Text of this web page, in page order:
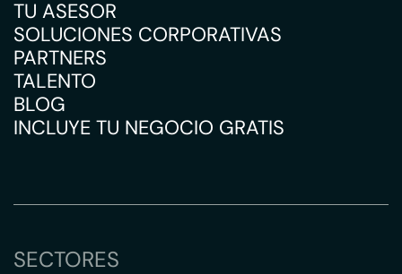
TU ASESOR
SOLUCIONES CORPORATIVAS
PARTNERS
TALENTO
BLOG
INCLUYE TU NEGOCIO GRATIS
SECTORES